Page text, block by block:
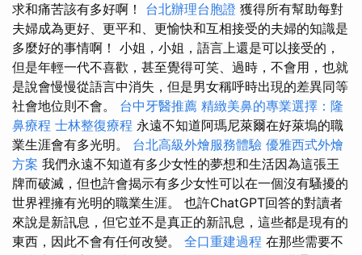
求和痛苦該有多好啊！ 台北辦理台胞證 獲得所有幫助每對
夫婦成為更好、更平和、更愉快和互相接受的夫婦的知識是
多麼好的事情啊！ 小姐，小姐，語言上還是可以接受的，
但是年輕一代不喜歡，甚至覺得可笑、過時，不會用，也就
是說會慢慢從語言中消失，但是男女稱呼時出現的差異同等
社會地位則不會。 台中牙醫推薦 精緻美鼻的專業選擇：隆
鼻療程 士林整復療程 永遠不知道阿瑪尼萊爾在好萊塢的職
業生涯會有多光明。 台北高級外燴服務體驗 優雅西式外燴
方案 我們永遠不知道有多少女性的夢想和生活因為這張王
牌而破滅，但也許會揭示有多少女性可以在一個沒有騷擾的
世界裡擁有光明的職業生涯。 也許ChatGPT回答的對讀者
來說是新訊息，但它並不是真正的新訊息，這些都是現有的
東西，因此不會有任何改變。 全口重建過程 在那些需要不